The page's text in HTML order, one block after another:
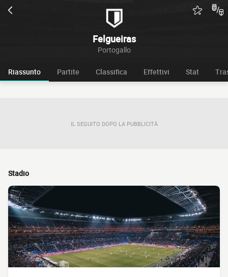
Felgueiras
Portogallo
Riassunto Partite Classifica Effettivi Stat
IL SEGUITO DOPO LA PUBBLICITÀ
Stadio